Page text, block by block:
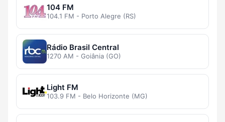
104 FM
104.1 FM - Porto Alegre (RS)
Rádio Brasil Central
1270 AM - Goiânia (GO)
Light FM
103.9 FM - Belo Horizonte (MG)